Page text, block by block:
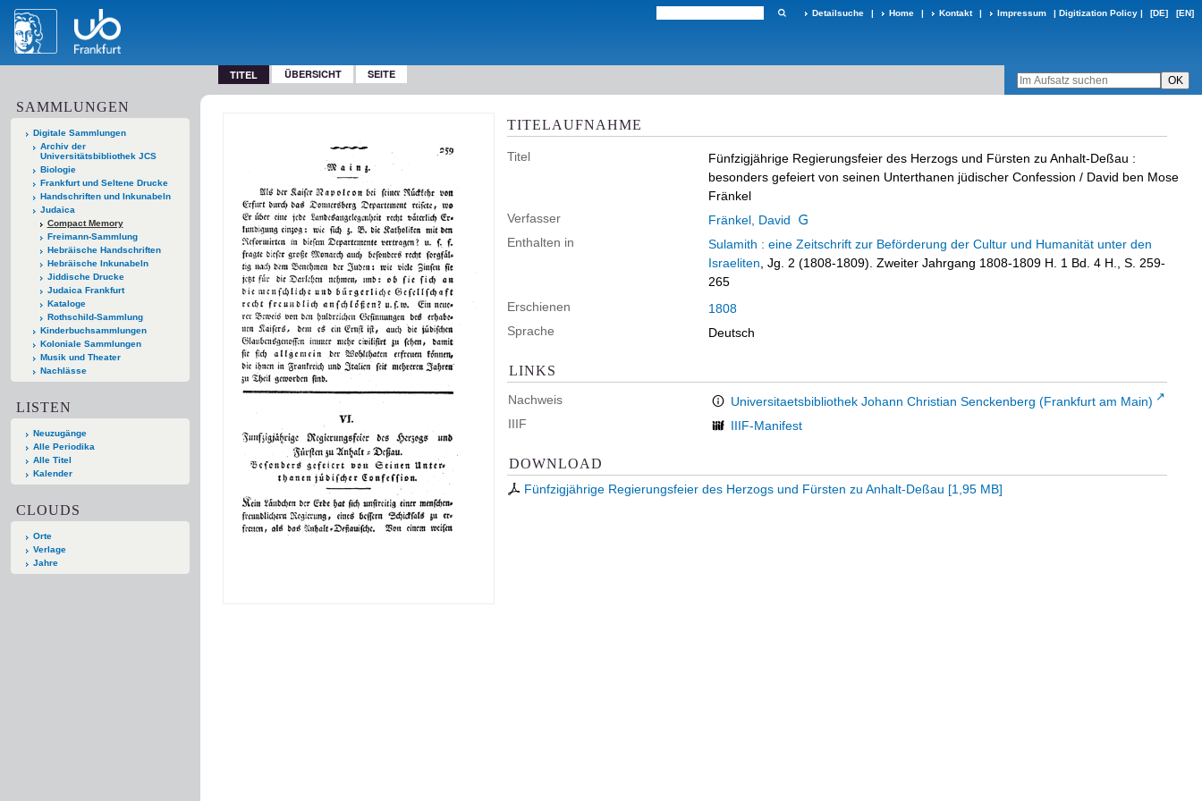
Detailsuche | Home | Kontakt | Impressum | Digitization Policy | [DE] [EN]
TITEL ÜBERSICHT SEITE
SAMMLUNGEN
Digitale Sammlungen
Archiv der
Universitätsbibliothek JCS
Biologie
Frankfurt und Seltene Drucke
Handschriften und Inkunabeln
Judaica
Compact Memory
Freimann-Sammlung
Hebräische Handschriften
Hebräische Inkunabeln
Jiddische Drucke
Judaica Frankfurt
Kataloge
Rothschild-Sammlung
Kinderbuchsammlungen
Koloniale Sammlungen
Musik und Theater
Nachlässe
LISTEN
Neuzugänge
Alle Periodika
Alle Titel
Kalender
CLOUDS
Orte
Verlage
Jahre
TITELAUFNAHME
Titel Fünfzigjährige Regierungsfeier des Herzogs und Fürsten zu Anhalt-Deßau :
besonders gefeiert von seinen Unterthanen jüdischer Confession / David ben Mose
Fränkel
Verfasser
Fränkel, David
Enthalten in
Sulamith : eine Zeitschrift zur Beförderung der Cultur und Humanität unter den
Israeliten , Jg. 2 (1808-1809). Zweiter Jahrgang 1808-1809 H. 1 Bd. 4 H., S. 259-
265
Erschienen
1808
Sprache
Deutsch
LINKS
Nachweis
Universitaetsbibliothek Johann Christian Senckenberg (Frankfurt am Main)
IIIF
IIIF-Manifest
DOWNLOAD
Fünfzigjährige Regierungsfeier des Herzogs und Fürsten zu Anhalt-Deßau [1,95 MB]